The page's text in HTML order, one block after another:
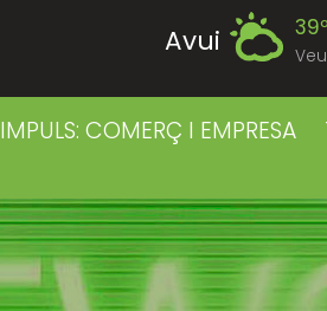
Avui
Diumenge
Dimarts
IMPULS: COMERÇ I EMPRESA